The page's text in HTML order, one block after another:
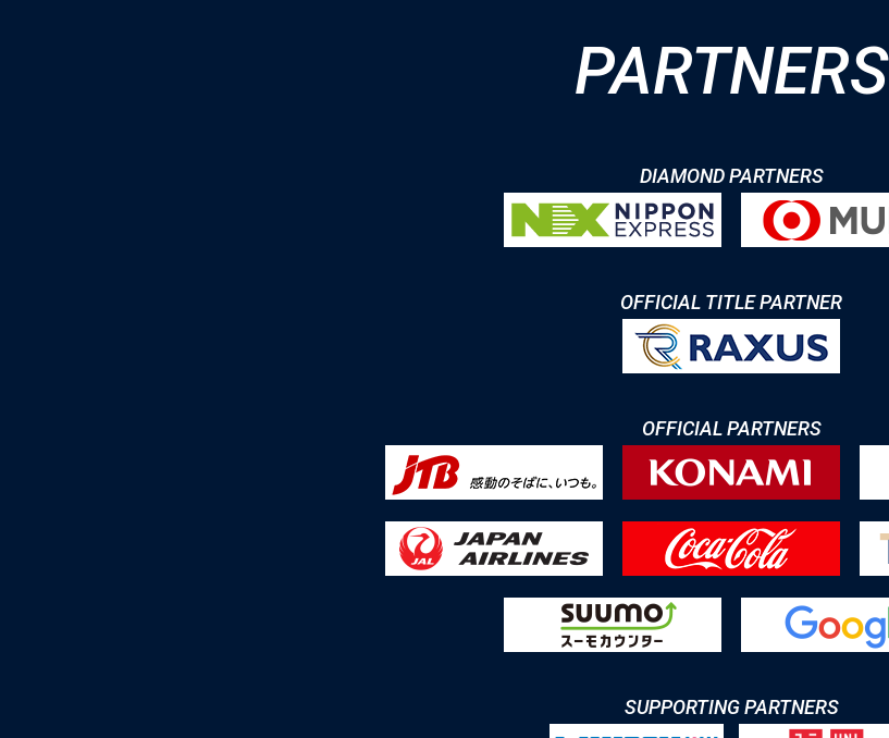
PARTNERS
DIAMOND PARTNERS
OFFICIAL TITLE PARTNER
OFFICIAL PARTNERS
SUPPORTING PARTNERS